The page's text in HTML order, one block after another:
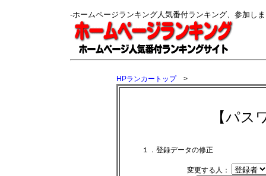
-ホームページランキング人気番付ランキング、参加し
HPランカートップ>
【パス
１．登録データの修正
変更する人：